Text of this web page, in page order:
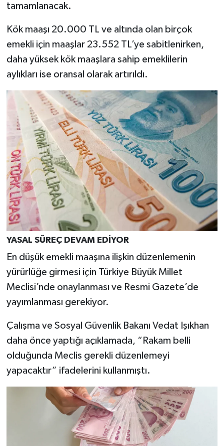
tamamlanacak.
Kök maaşı 20.000 TL ve altında olan birçok
emekli için maaşlar 23.552 TL’ye sabitlenirken,
daha yüksek kök maaşlara sahip emeklilerin
aylıkları ise oransal olarak artırıldı.
YASAL SÜREÇ DEVAM EDİYOR
En düşük emekli maaşına ilişkin düzenlemenin
yürürlüğe girmesi için Türkiye Büyük Millet
Meclisi’nde onaylanması ve Resmi Gazete’de
yayımlanması gerekiyor.
Çalışma ve Sosyal Güvenlik Bakanı Vedat Işıkhan
daha önce yaptığı açıklamada, “Rakam belli
olduğunda Meclis gerekli düzenlemeyi
yapacaktır” ifadelerini kullanmıştı.